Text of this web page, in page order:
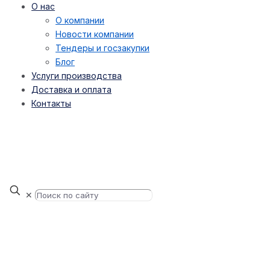
О нас
О компании
Новости компании
Тендеры и госзакупки
Блог
Услуги производства
Доставка и оплата
Контакты
✕